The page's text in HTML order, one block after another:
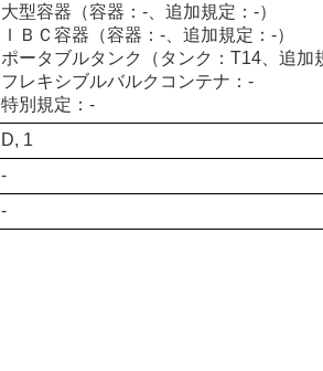
大型容器（容器：-、追加規定：-）
ＩＢＣ容器（容器：-、追加規定：-）
ポータブルタンク（タンク：T14、追加
フレキシブルバルクコンテナ：-
特別規定：-
D, 1
-
-